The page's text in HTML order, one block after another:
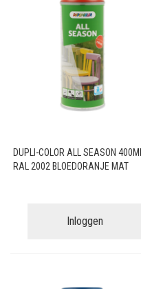
DUPLI-COLOR ALL SEASON 400ML
RAL 2002 BLOEDORANJE MAT
Inloggen